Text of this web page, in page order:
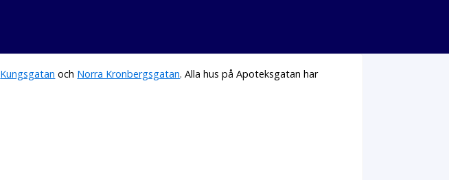
Kungsgatan och Norra Kronbergsgatan. Alla hus på Apoteksgatan har